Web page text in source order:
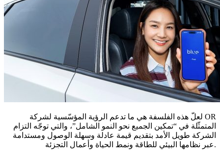
لعلّ هذه الفلسفة هي ما تدعم الرؤية المؤسّسية لشركة OR
المتمثّلة في “تمكين الجميع نحو النمو الشامل”، والتي توجّه التزام
الشركة طويل الأمد بتقديم قيمة عادلة وسهلة الوصول ومستدامة
عبر نظامها البيئي للطاقة ونمط الحياة وأعمال التجزئة.